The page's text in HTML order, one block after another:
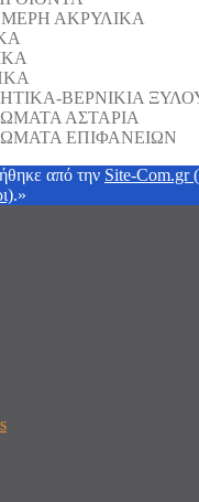
ΑΚΡΥΛΙΚΑ
ΒΕΡΝΙΚΙΑ
ΑΣΤΑΡΙΑ
ΕΠΙΦΑΝΕΙΩΝ
από την Site-Com.gr
.»